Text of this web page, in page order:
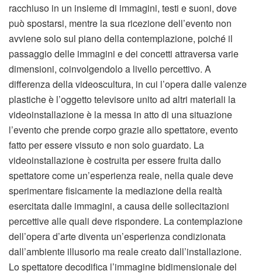
racchiuso in un insieme di immagini, testi e suoni, dove
può spostarsi, mentre la sua ricezione dell’evento non
avviene solo sul piano della contemplazione, poiché il
passaggio delle immagini e dei concetti attraversa varie
dimensioni, coinvolgendolo a livello percettivo. A
differenza della videoscultura, in cui l’opera dalle valenze
plastiche è l’oggetto televisore unito ad altri materiali la
videoinstallazione è la messa in atto di una situazione
l’evento che prende corpo grazie allo spettatore, evento
fatto per essere vissuto e non solo guardato. La
videoinstallazione è costruita per essere fruita dallo
spettatore come un’esperienza reale, nella quale deve
sperimentare fisicamente la mediazione della realtà
esercitata dalle immagini, a causa delle sollecitazioni
percettive alle quali deve rispondere. La contemplazione
dell’opera d’arte diventa un’esperienza condizionata
dall’ambiente illusorio ma reale creato dall’installazione.
Lo spettatore decodifica l’immagine bidimensionale del